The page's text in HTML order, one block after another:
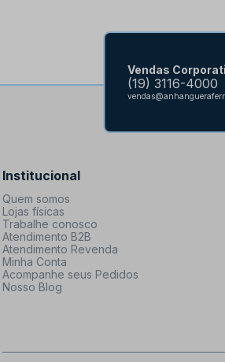
Vendas
(19) 3116-4000
Institucional
Quem somos
Lojas físicas
Trabalhe conosco
Atendimento B2B
Atendimento Revenda
Minha Conta
Acompanhe seus Pedidos
Nosso Blog